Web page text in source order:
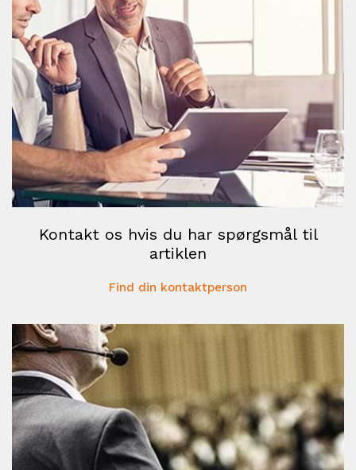
Kontakt os hvis du har spørgsmål til
artiklen
Find din kontaktperson